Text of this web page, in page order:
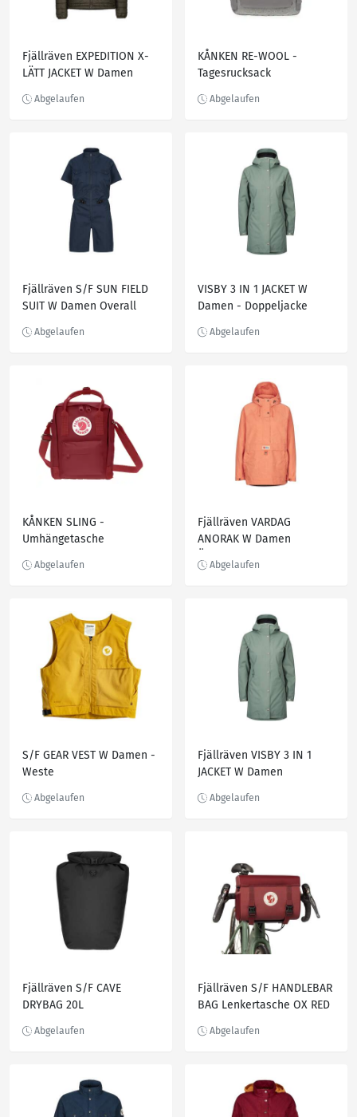
Fjällräven EXPEDITION X-
LÄTT JACKET W Damen
FOREST
KÅNKEN RE-WOOL -
Tagesrucksack
Fjällräven S/F SUN FIELD
SUIT W Damen Overall
VISBY 3 IN 1 JACKET W
Damen - Doppeljacke
KÅNKEN SLING -
Umhängetasche
Fjällräven VARDAG
ANORAK W Damen
BROWN
S/F GEAR VEST W Damen -
Weste
Fjällräven VISBY 3 IN 1
JACKET W Damen
Fjällräven S/F CAVE
DRYBAG 20L
Fjällräven S/F HANDLEBAR
BAG Lenkertasche OX RED